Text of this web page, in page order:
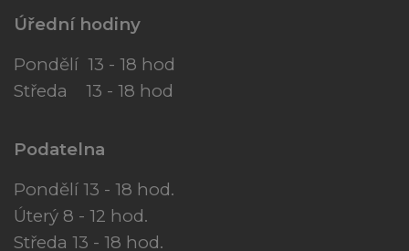
Úřední hodiny
Pondělí 13 - 18 hod
Středa 13 - 18 hod
Podatelna
Pondělí 13 - 18 hod.
Úterý 8 - 12 hod.
Středa 13 - 18 hod.